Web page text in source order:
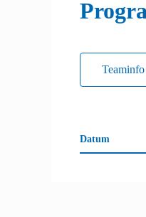
Teaminfo
Datum